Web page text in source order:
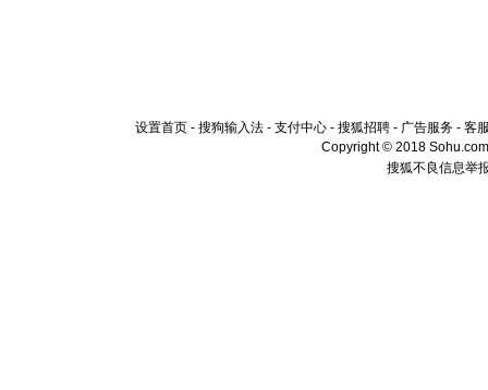
设置首页 - 搜狗输入法 - 支付中心 - 搜狐招聘 - 广告服务 - 客
Copyright © 2018
搜狐不良信息举